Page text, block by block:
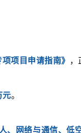
项目申请指南》 ，
元。
、网络与通信、低